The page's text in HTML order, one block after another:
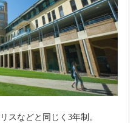
スなどと同じく3年制。